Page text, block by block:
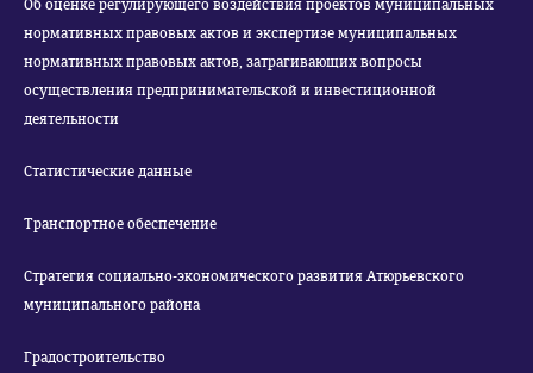
Об оценке регулирующего воздействия проектов муниципальных
нормативных правовых актов и экспертизе муниципальных
нормативных правовых актов, затрагивающих вопросы
осуществления предпринимательской и инвестиционной
деятельности
Статистические данные
Транспортное обеспечение
Стратегия социально-экономического развития Атюрьевского
муниципального района
Градостроительство